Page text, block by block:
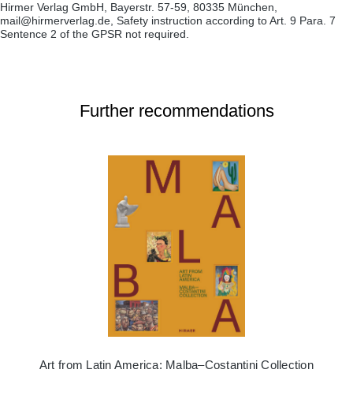
Hirmer Verlag GmbH, Bayerstr. 57-59, 80335 München,
mail@hirmerverlag.de, Safety instruction according to Art. 9 Para. 7
Sentence 2 of the GPSR not required.
Further recommendations
Art from Latin America: Malba–Costantini Collection